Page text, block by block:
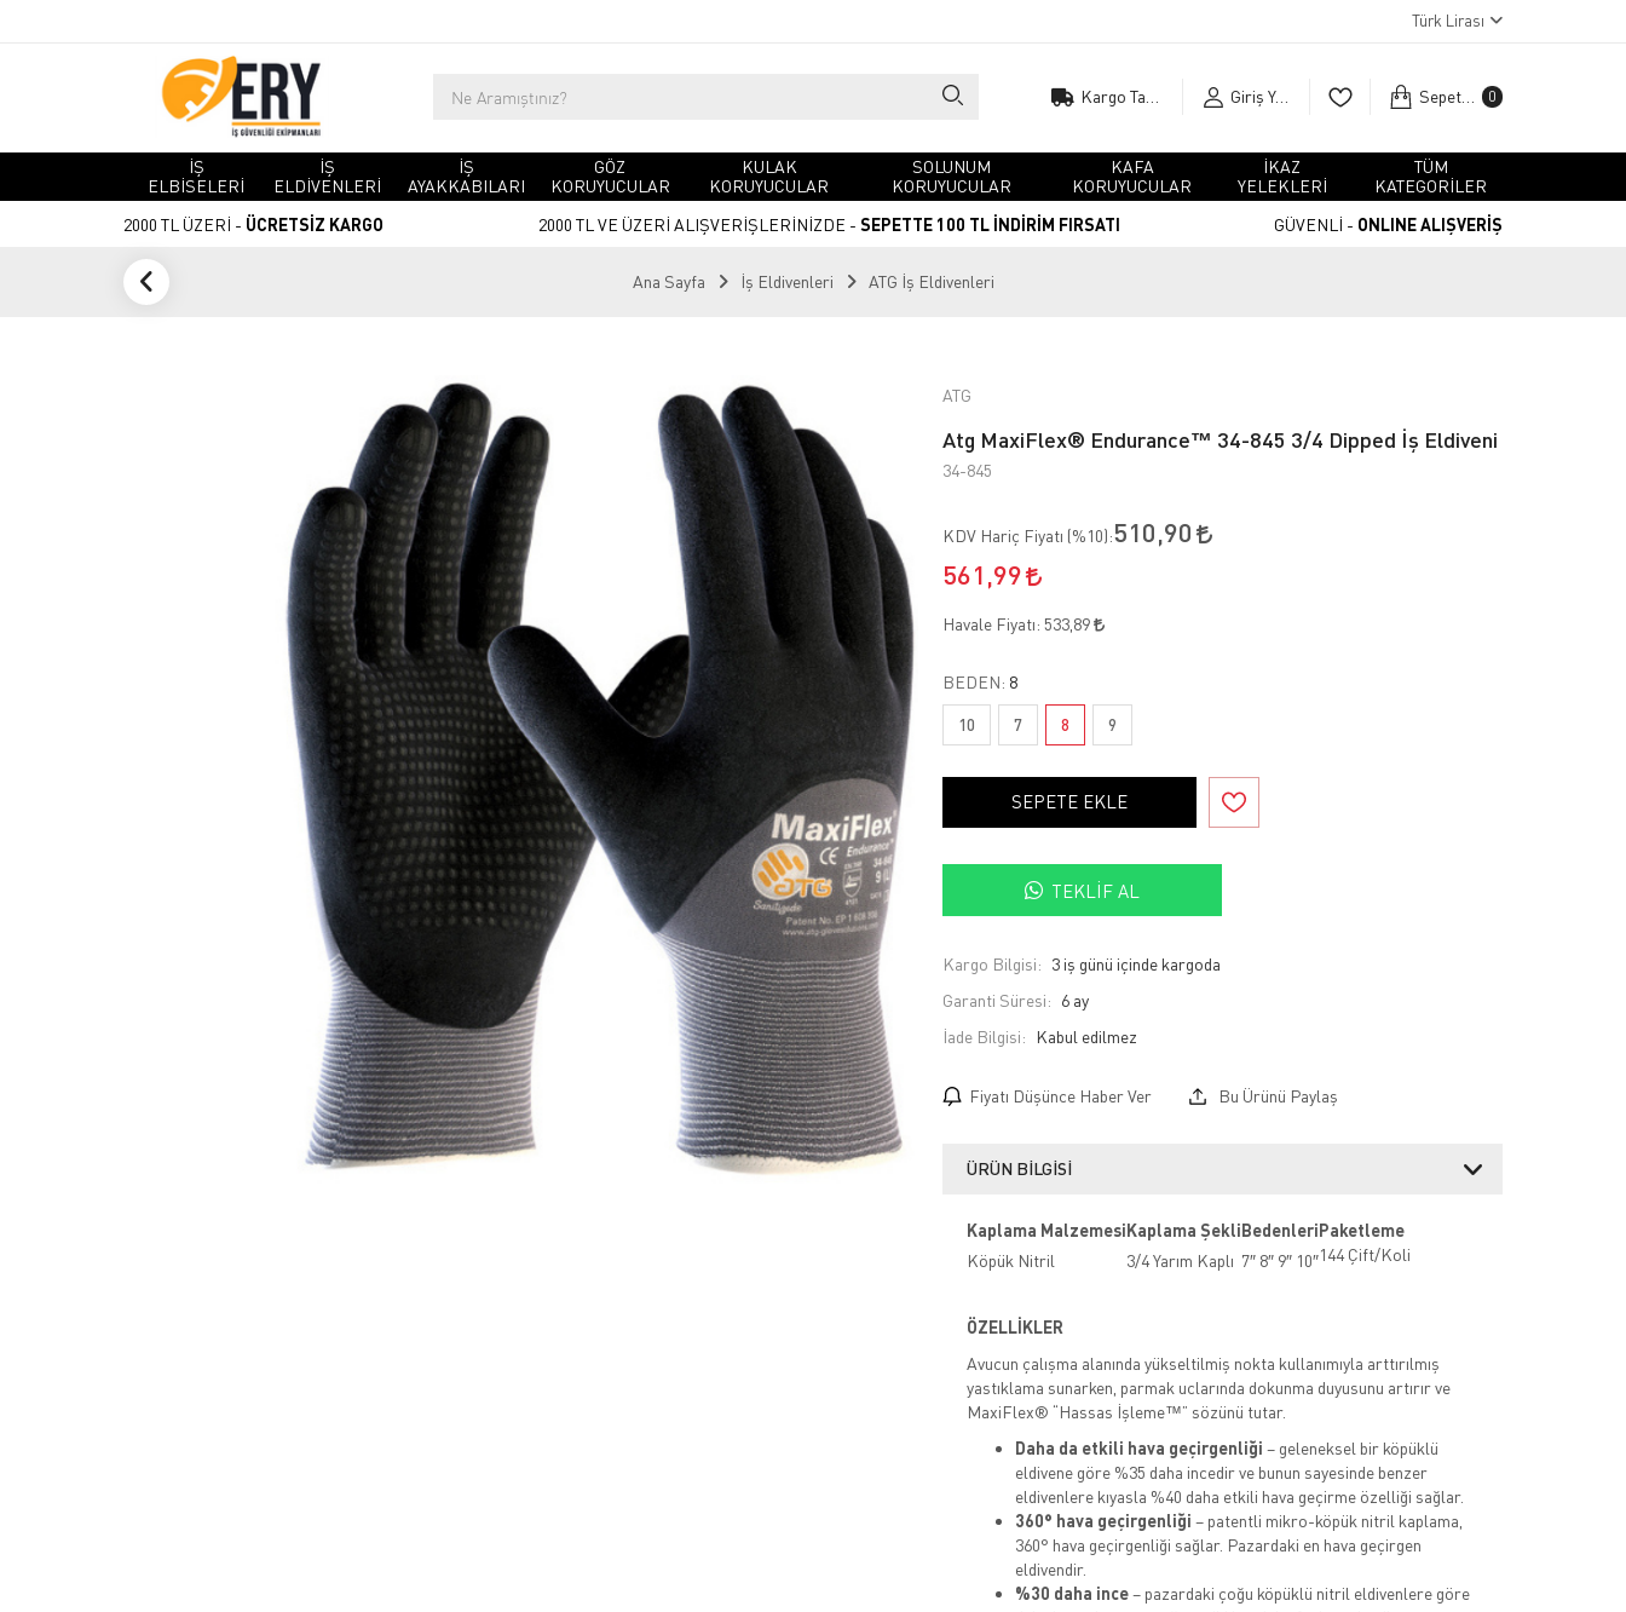
Türk Lirası
Giriş Yap Sepetim 0
İŞ
ELBİSELERİ
İŞ
ELDİVENLERİ
İŞ
AYAKKABILARI
GÖZ
KORUYUCULAR
KULAK
KORUYUCULAR
SOLUNUM
KORUYUCULAR
KAFA
KORUYUCULAR
İKAZ
YELEKLERİ
TÜM
KATEGORİLER
2000 TL ÜZERİ - ÜCRETSİZ KARGO 2000 TL VE ÜZERİ ALIŞVERİŞLERİNİZDE - SEPETTE 100 TL İNDİRİM FIRSATI GÜVENLİ - ONLINE ALIŞVERİŞ
Ana Sayfa İş Eldivenleri ATG İş Eldivenleri
ATG
Atg MaxiFlex® Endurance™ 34-845 3/4 Dipped İş Eldiveni
34-845
KDV Hariç Fiyatı (%10):510,90
561,99
Havale Fiyatı: 533,89
BEDEN: 8
10 7 8 9
SEPETE EKLE
TEKLIF AL
Kargo Bilgisi: 3 iş günü içinde kargoda
Garanti Süresi: 6 ay
İade Bilgisi:
Fiyatı Düşünce Haber Ver Bu Ürünü Paylaş
ÜRÜN BILGISI
Kaplama MalzemesiKaplama ŞekliBedenleriPaketleme
Köpük Nitril
3/4 Yarım Kaplı 7″ 8″ 9″ 10″144 Çift/Koli
ÖZELLİKLER
Avucun çalışma alanında yükseltilmiş nokta kullanımıyla arttırılmış
yastıklama sunarken, parmak uclarında dokunma duyusunu artırır ve
MaxiFlex® “Hassas İşleme™” sözünü tutar.
Daha da etkili hava geçirgenliği – geleneksel bir köpüklü
eldivene göre %35 daha incedir ve bunun sayesinde benzer
eldivenlere kıyasla %40 daha etkili hava geçirme özelliği sağlar.
360° hava geçirgenliği – patentli mikro-köpük nitril kaplama,
360° hava geçirgenliği sağlar. Pazardaki en hava geçirgen
eldivendir.
%30 daha ince– pazardaki çoğu köpüklü nitril eldivenlere göre